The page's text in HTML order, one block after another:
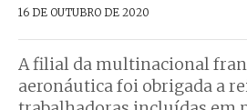
16 DE OUTUBRO DE 2020
A filial da multinacional
aeronáutica foi obrigada a